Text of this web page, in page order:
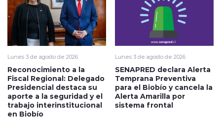
Lunes 3 de agosto de 2026
Reconocimiento a la
Fiscal Regional: Delegado
Presidencial destaca su
aporte a la seguridad y el
trabajo interinstitucional
en Biobío
Lunes 3 de agosto de 2026
SENAPRED declara Alerta
Temprana Preventiva
para el Biobío y cancela la
Alerta Amarilla por
sistema frontal